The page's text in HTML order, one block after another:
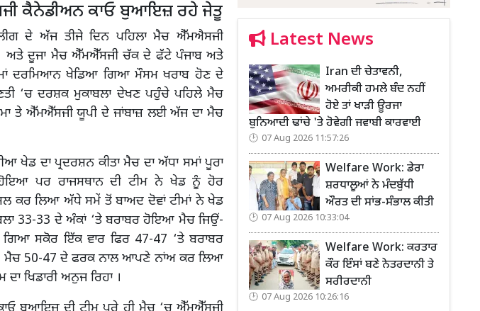
ਕੈਨੇਡੀਅਨ ਕਾਓ ਬੁਆਇਜ਼ ਰਹੇ ਜੇਤੂ
ਦੇ ਅੱਜ ਤੀਜੇ ਦਿਨ ਪਹਿਲਾ ਮੈਚ ਐੱਮਐਸਜੀ
ਅਤੇ ਦੂਜਾ ਮੈਚ ਐੱਮਐੱਸਜੀ ਚੱਕ ਦੇ ਫੱਟੇ ਪੰਜਾਬ ਅਤੇ
ਦਰਮਿਆਨ ਖੇਡਿਆ ਗਿਆ ਮੌਸਮ ਖਰਾਬ ਹੋਣ ਦੇ
‘ਚ ਦਰਸ਼ਕ ਮੁਕਾਬਲਾ ਦੇਖਣ ਪਹੁੰਚੇ ਪਹਿਲੇ ਮੈਚ
ਤੇ ਐੱਮਐੱਸਜੀ ਯੂਪੀ ਦੇ ਜਾਂਬਾਜ਼ ਲਈ ਅੱਜ ਦਾ ਮੈਚ
ਖੇਡ ਦਾ ਪ੍ਰਦਰਸ਼ਨ ਕੀਤਾ ਮੈਚ ਦਾ ਅੱਧਾ ਸਮਾਂ ਪੂਰਾ
ਪਰ ਰਾਜਸਥਾਨ ਦੀ ਟੀਮ ਨੇ ਖੇਡ ਨੂੰ ਹੋਰ
ਕਰ ਲਿਆ ਅੱਧੇ ਸਮੇਂ ਤੋਂ ਬਾਅਦ ਦੋਵਾਂ ਟੀਮਾਂ ਨੇ ਖੇਡ
33-33 ਦੇ ਅੰਕਾਂ ‘ਤੇ ਬਰਾਬਰ ਹੋਇਆ ਮੈਚ ਜਿਉਂ-
ਗਿਆ ਸਕੋਰ ਇੱਕ ਵਾਰ ਫਿਰ 47-47 ‘ਤੇ ਬਰਾਬਰ
50-47 ਦੇ ਫਰਕ ਨਾਲ ਆਪਣੇ ਨਾਂਅ ਕਰ ਲਿਆ
ਖਿਡਾਰੀ ਅਨੁਜ ਰਿਹਾ ।
Latest News
Iran ਦੀ ਚੇਤਾਵਨੀ,
ਅਮਰੀਕੀ ਹਮਲੇ ਬੰਦ ਨਹੀਂ
ਹੋਏ ਤਾਂ ਖਾੜੀ ਊਰਜਾ
ਬੁਨਿਆਦੀ ਢਾਂਚੇ 'ਤੇ ਹੋਵੇਗੀ ਜਵਾਬੀ ਕਾਰਵਾਈ
07 Aug 2026 11:57:26
Welfare Work: ਡੇਰਾ
ਸ਼ਰਧਾਲੂਆਂ ਨੇ ਮੰਦਬੁੱਧੀ
ਔਰਤ ਦੀ ਸਾਂਭ-ਸੰਭਾਲ ਕੀਤੀ
07 Aug 2026 10:33:04
Welfare Work: ਕਰਤਾਰ
ਕੌਰ ਇੰਸਾਂ ਬਣੇ ਨੇਤਰਦਾਨੀ ਤੇ
ਸਰੀਰਦਾਨੀ
07 Aug 2026 10:26:16